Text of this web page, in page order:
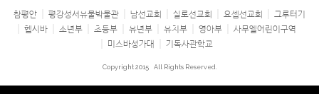
참평안 평강성서유물박물관 남선교회 실로선교회 요셉선교회
그루터기
헵시바
소년부 초등부 유년부 유치부 영아부
사무엘어린이구역
미스바성가대
기독사관학교
Copyright 2015 All Rights Reserved.